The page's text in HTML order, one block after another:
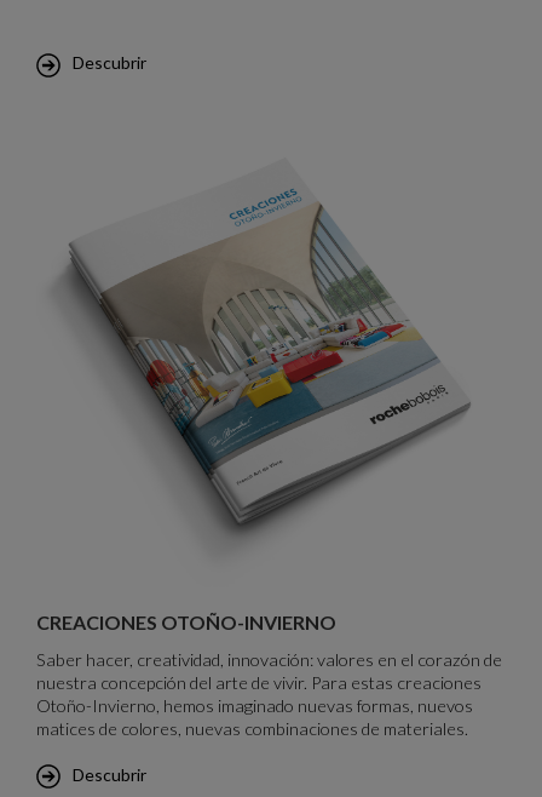
Descubrir
CREACIONES OTOÑO-INVIERNO
Saber hacer, creatividad, innovación: valores en el corazón de
nuestra concepción del arte de vivir. Para estas creaciones
Otoño-Invierno, hemos imaginado nuevas formas, nuevos
matices de colores, nuevas combinaciones de materiales.
Descubrir